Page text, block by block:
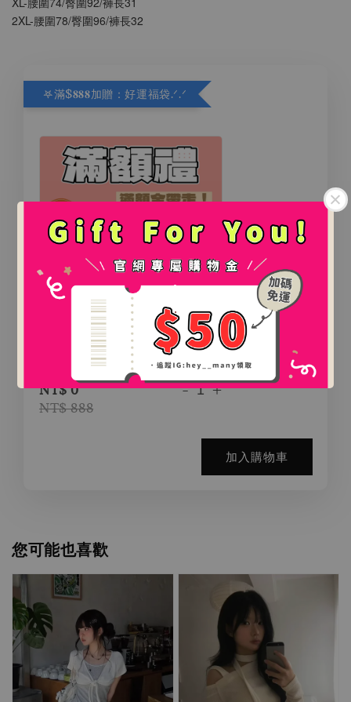
.
.
2XL-腰圍78/臀圍96/褲長32
𖤐滿$𝟖𝟖𝟖加贈：好運福袋.ᐟ‪.ᐟ
氛圍感百搭鯊魚夾（2款）
NT$ 0
NT$ 888
- +
加入購物車
您可能也喜歡